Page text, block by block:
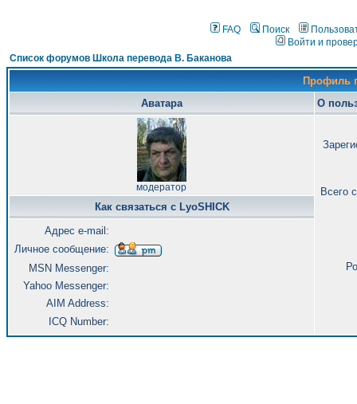
FAQ Поиск
Войти и
Список форумов Школа перевода В. Баканова
Профиль
Аватара
О
модератор Всего
Как связаться с LyoSHICK
Адрес e-mail:
Личное сообщение:
MSN Messenger:
Yahoo Messenger:
AIM Address:
ICQ Number: